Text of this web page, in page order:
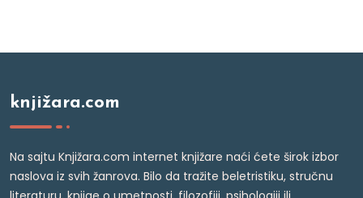
knjižara.com
Na sajtu Knjižara.com internet knjižare naći ćete širok izbor
naslova iz svih žanrova. Bilo da tražite beletristiku, stručnu